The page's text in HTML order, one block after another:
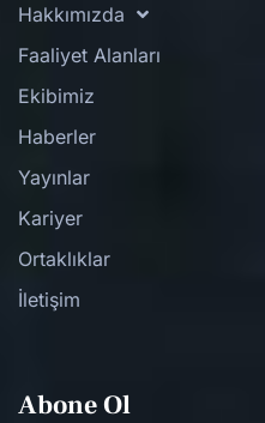
Hakkımızda
Faaliyet Alanları
Ekibimiz
Haberler
Yayınlar
Kariyer
Ortaklıklar
İletişim
Abone Ol